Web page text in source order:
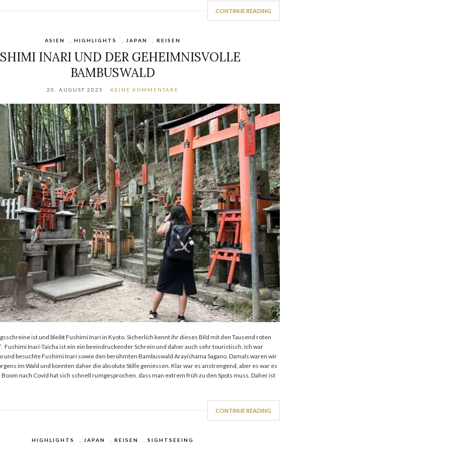
CONTINUE READING
ASIEN HIGHLIGHTS JAPAN REISEN
INARI UND DER GEHEIMNISVOLLE
BAMBUSWALD
20. AUGUST 2025 KEINE KOMMENTARE
ist und bleibt Fushimi Inari in Kyoto. Sicherlich kennt ihr dieses Bild mit den Tausend roten
Fushimi Inari-Taicha ist ein ein beeindruckender Schrein und daher auch sehr touristisch. Ich war
und besuchte Fushimi Inari sowie den berühmten Bambuswald Arayishama Sagano. Damals waren wir
im Wald und konnten daher die absolute Stille geniessen. Klar war es anstrengend, aber es war es
Boom nach Covid hat sich schnell rumgesprochen, dass man extrem früh zu den Spots muss. Daher ist
CONTINUE READING
HIGHLIGHTS JAPAN REISEN SIGHTSEEING